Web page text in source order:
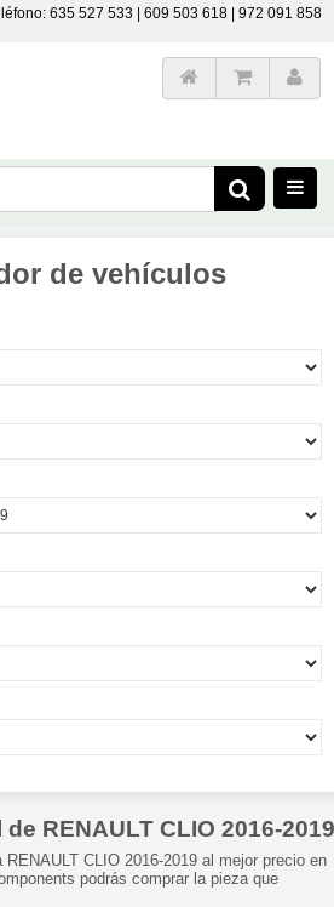
635 527 533 | 609 503 618 | 972 091 858
de vehículos
RENAULT CLIO 2016-2019
CLIO 2016-2019 al mejor precio en
podrás comprar la pieza que